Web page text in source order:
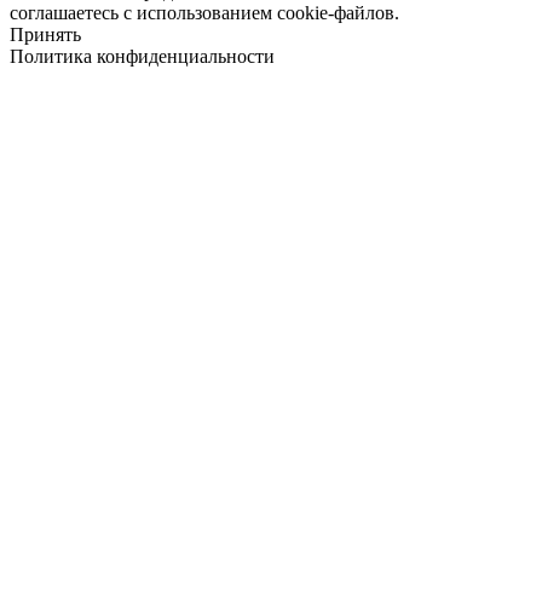
соглашаетесь с использованием cookie-файлов.
Принять
Политика конфиденциальности